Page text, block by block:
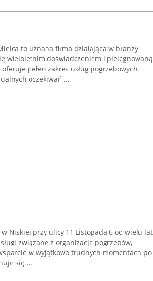
to uznana firma działająca w branży
wieloletnim doświadczeniem i pielęgnowaną
pełen zakres usług pogrzebowych,
oczekiwań ...
w Niskiej przy ulicy 11 Listopada 6 od wielu lat
związane z organizacją pogrzebów,
w wyjątkowo trudnych momentach po
się ...